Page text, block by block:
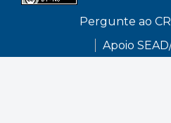
Pergunte ao
Apoio